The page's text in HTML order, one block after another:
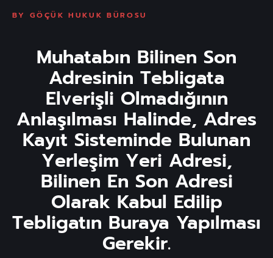
BY
GÖÇÜK HUKUK BÜROSU
Muhatabın Bilinen Son
Adresinin Tebligata
Elverişli Olmadığının
Anlaşılması Halinde, Adres
Kayıt Sisteminde Bulunan
Yerleşim Yeri Adresi,
Bilinen En Son Adresi
Olarak Kabul Edilip
Tebligatın Buraya Yapılması
Gerekir.